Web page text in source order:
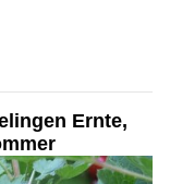
Ernte,